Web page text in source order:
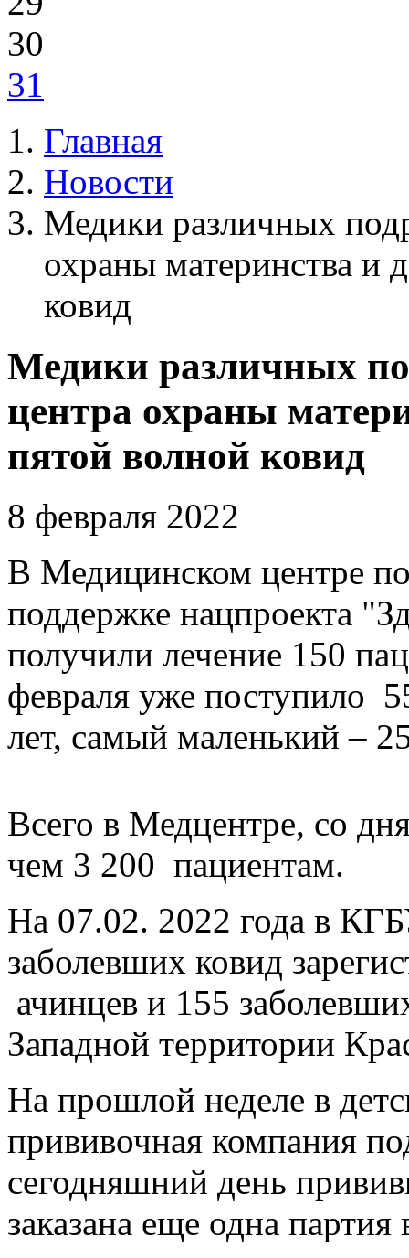
30
31
Главная
Новости
Медики различных
охраны материнства и
ковид
Медики различных
центра охраны
пятой волной ковид
8 февраля 2022
В Медицинском центре
поддержке нацпроекта
получили лечение 150
февраля уже поступило
лет, самый маленький –
Всего в Медцентре, со
чем 3 200 пациентам.
На 07.02. 2022 года в
заболевших ковид
ачинцев и 155
Западной территории
На прошлой неделе в
прививочная компания
сегодняшний день
заказана еще одна